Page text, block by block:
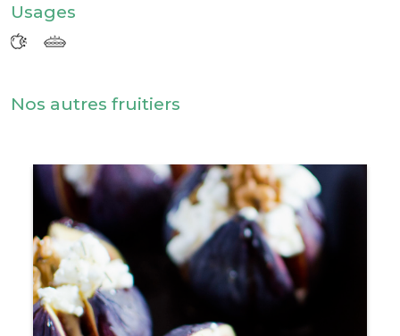
Usages
Nos autres fruitiers